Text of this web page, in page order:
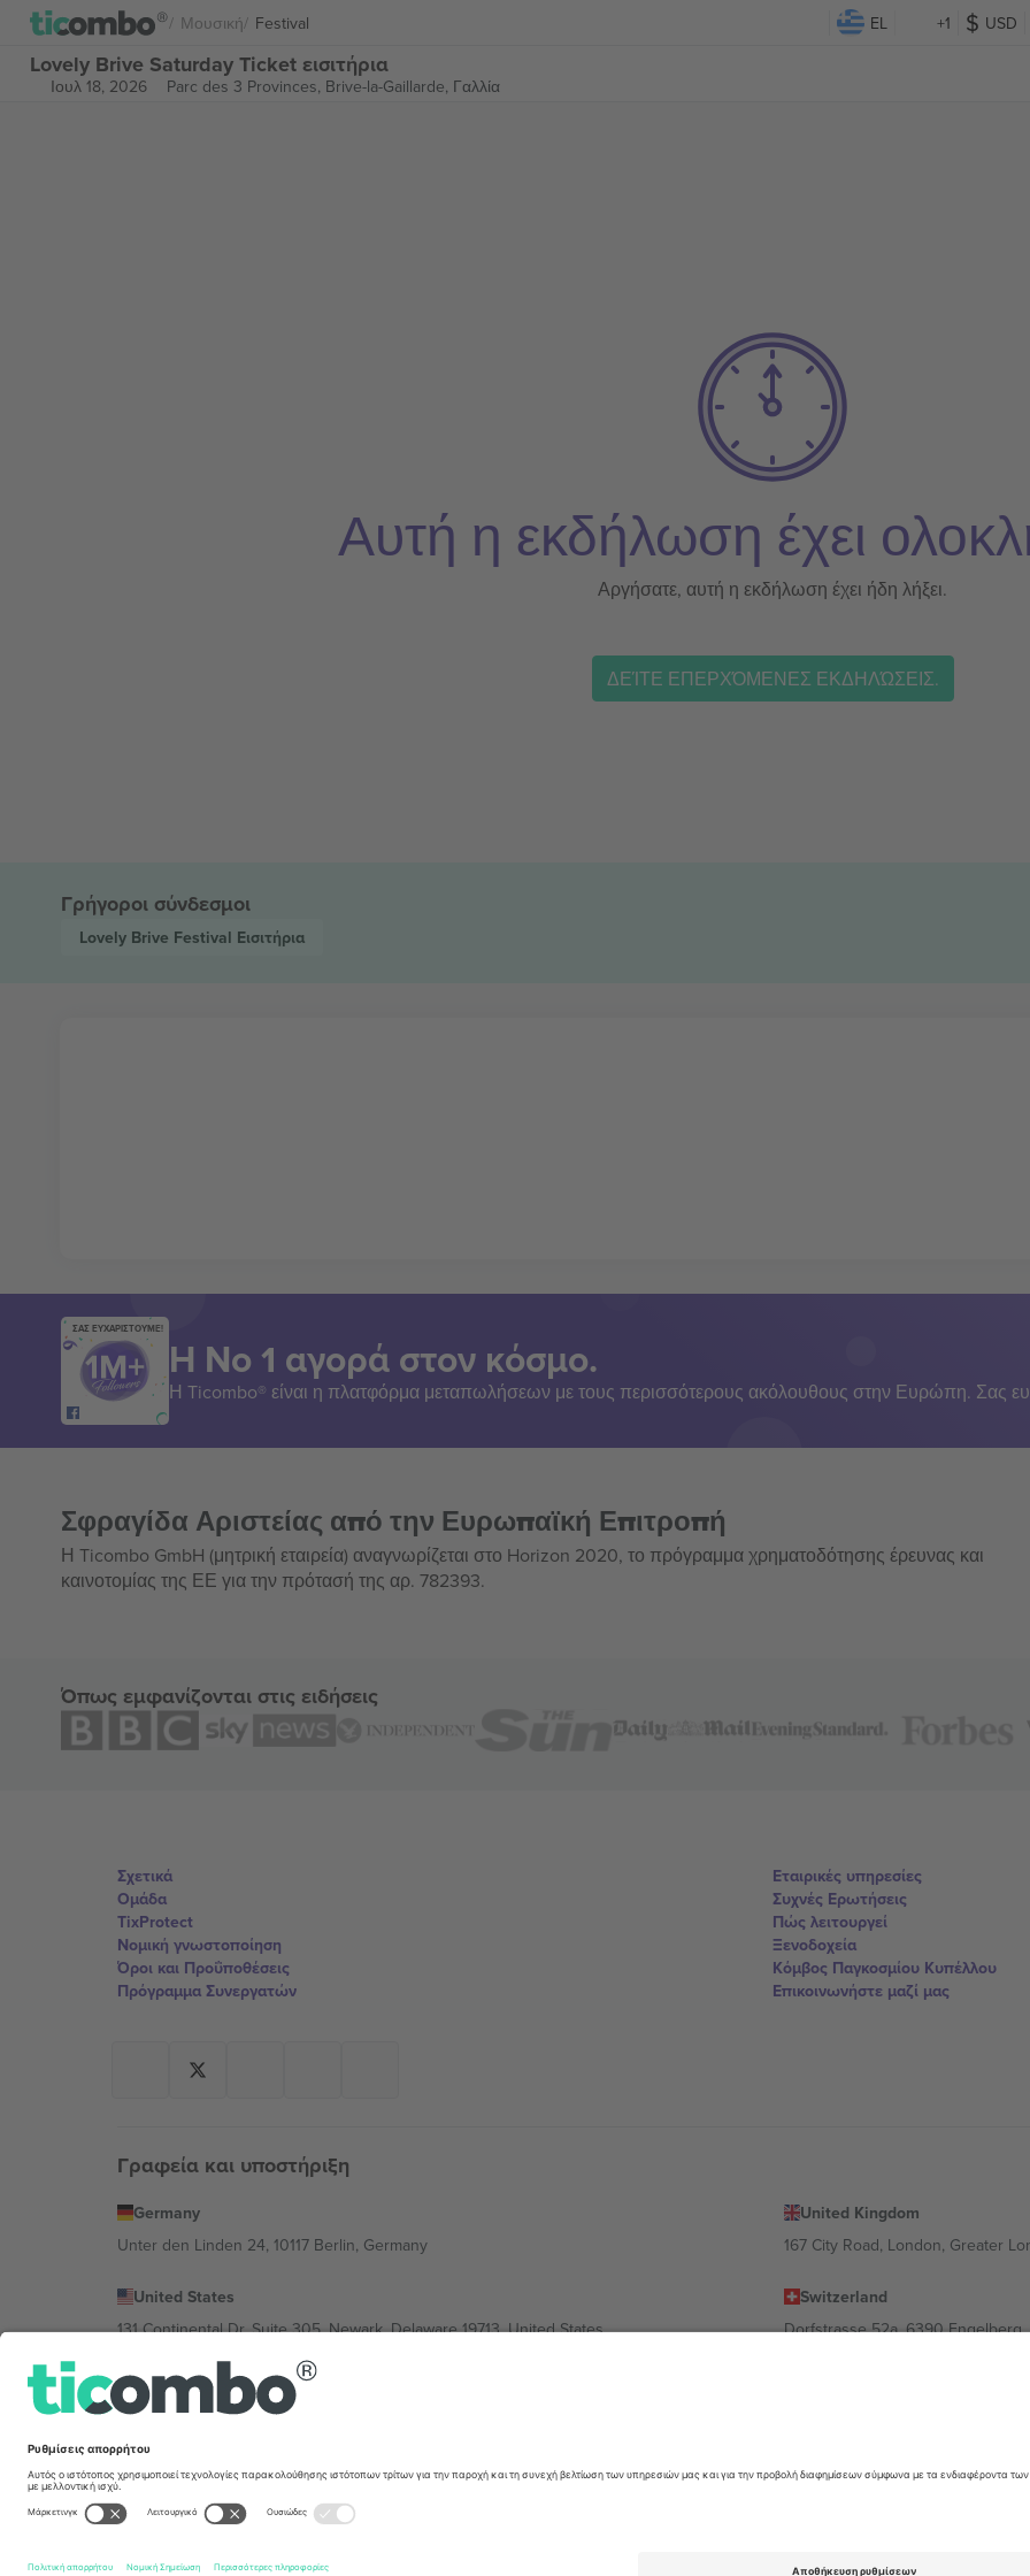
Μουσική Festival EL +1 USD
Lovely Brive Saturday Ticket εισιτήρια
Ιουλ 18, 2026 Parc des 3 Provinces, Brive-la-Gaillarde, Γαλλία
Αυτή η εκδήλωση έχει
Αργήσατε, αυτή η εκδήλωση έχει ήδη λήξει.
ΔΕΊΤΕ ΕΠΕΡΧΌΜΕΝΕΣ ΕΚΔΗΛΏΣΕΙΣ.
Γρήγοροι σύνδεσμοι
Lovely Brive Festival Εισιτήρια
ΣΑΣ ΕΥΧΑΡΙΣΤΟΥΜΕ!
Η Νο 1 αγορά στον κόσμο.
Η Ticombo® είναι η πλατφόρμα μεταπωλήσεων με τους περισσότερους ακόλουθους στην Ευρώπη. Σας
Σφραγίδα Αριστείας από την Ευρωπαϊκή Επιτροπή
Η Ticombo GmbH (μητρική εταιρεία) αναγνωρίζεται στο Horizon 2020, το πρόγραμμα χρηματοδότησης έρευνας και
καινοτομίας της ΕΕ για την πρότασή της αρ. 782393.
Όπως εμφανίζονται στις ειδήσεις
Σχετικά
Ομάδα
TixProtect
Νομική γνωστοποίηση
Όροι και Προΰποθέσεις
Πρόγραμμα Συνεργατών
Εταιρικές υπηρεσίες
Συχνές Ερωτήσεις
Πώς λειτουργεί
Ξενοδοχεία
Κόμβος Παγκοσμίου Κυπέλλου
Επικοινωνήστε μαζί μας
Γραφεία και υποστήριξη
Germany
Unter den Linden 24, 10117 Berlin, Germany
United Kingdom
167 City Road, London, Greater
United States
131 Continental Dr, Suite 305, Newark, Delaware 19713, United States
Switzerland
Dorfstrasse 52a, 6390 Engelberg,
Bulgaria
Regus Sofia City West, bul Totleben 53-55, 1606 Sofia, Bulgaria
Mexico
Av Chapultepec 360, Roma Norte, Cuauhtémoc, 06700 Ciudad de México, CDMX, Mexico
συγκεκριμένης εκδήλωσης, στο αποτύπωμα και στους όρους.,
Οροι. © 2026 Ticombo. All rights